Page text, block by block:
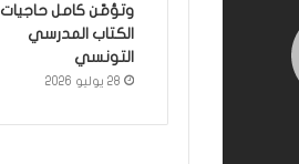
وتؤمّن كامل حاجيات
الكتاب المدرسي
التونسي
28 يوليو 2026